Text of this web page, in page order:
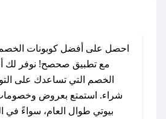
احصل على أفضل كوبونات
مع تطبيق صحصح! نوفر لك
الخصم التي تساعدك على
شراء. استمتع بعروض
بيوتي طوال العام، سواءً في